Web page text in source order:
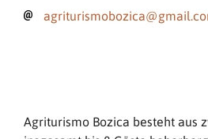
Agriturismo Bozica besteht aus